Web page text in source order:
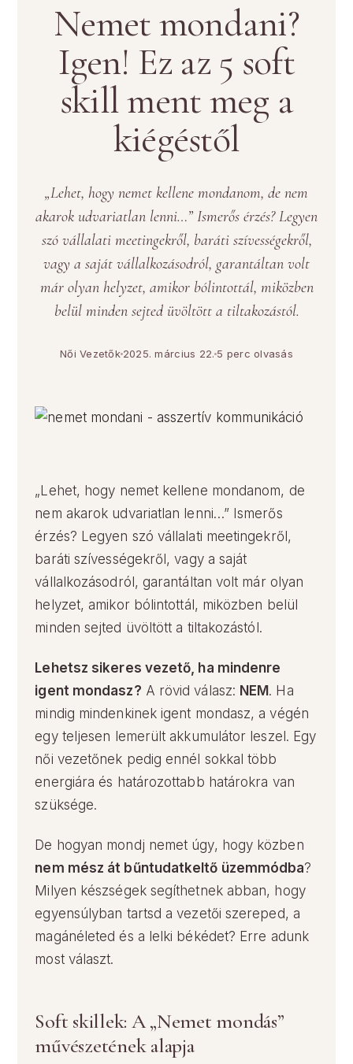
Nemet mondani?
Igen! Ez az 5 soft
skill ment meg a
kiégéstől
„Lehet, hogy nemet kellene mondanom, de nem
akarok udvariatlan lenni…” Ismerős érzés? Legyen
szó vállalati meetingekről, baráti szívességekről,
vagy a saját vállalkozásodról, garantáltan volt
már olyan helyzet, amikor bólintottál, miközben
belül minden sejted üvöltött a tiltakozástól.
Női Vezetők2025. március 22. 5 perc olvasás
„Lehet, hogy nemet kellene mondanom, de
nem akarok udvariatlan lenni…” Ismerős
érzés? Legyen szó vállalati meetingekről,
baráti szívességekről, vagy a saját
vállalkozásodról, garantáltan volt már olyan
helyzet, amikor bólintottál, miközben belül
minden sejted üvöltött a tiltakozástól.
Lehetsz sikeres vezető, ha mindenre
igent mondasz? A rövid válasz: NEM . Ha
mindig mindenkinek igent mondasz, a végén
egy teljesen lemerült akkumulátor leszel. Egy
női vezetőnek pedig ennél sokkal több
energiára és határozottabb határokra van
szüksége.
De hogyan mondj nemet úgy, hogy közben
nem mész át bűntudatkeltő üzemmódba?
Milyen készségek segíthetnek abban, hogy
egyensúlyban tartsd a vezetői szereped, a
magánéleted és a lelki békédet? Erre adunk
most választ.
Soft skillek: A „Nemet mondás”
művészetének alapja